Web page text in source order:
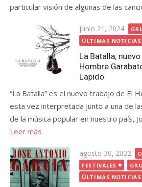
particular visión de algunas de las
Publicada
el
junio 21, 2024
ÚLTIMAS NOTICIAS
La Batalla,
Hombre
Lapido
“La Batalla” es el nuevo trabajo de El
esta vez interpretada junto a una de
de la música popular en nuestro país,
Leer más
Publicada
el
agosto 30, 2022
FESTIVALES
ÚLTIMAS NOTICIAS